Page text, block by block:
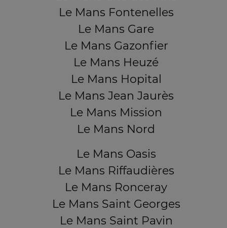
Le Mans Fontenelles
Le Mans Gare
Le Mans Gazonfier
Le Mans Heuzé
Le Mans Hopital
Le Mans Jean Jaurès
Le Mans Mission
Le Mans Nord
Le Mans Oasis
Le Mans Riffaudières
Le Mans Ronceray
Le Mans Saint Georges
Le Mans Saint Pavin